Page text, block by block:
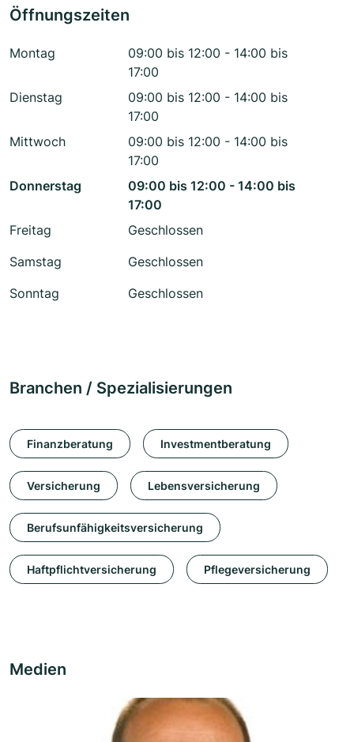
Öffnungszeiten
Montag
09:00 bis 12:00 - 14:00 bis
17:00
Dienstag
09:00 bis 12:00 - 14:00 bis
17:00
Mittwoch
09:00 bis 12:00 - 14:00 bis
17:00
Donnerstag
09:00 bis 12:00 - 14:00 bis
17:00
Freitag
Geschlossen
Samstag
Geschlossen
Sonntag
Geschlossen
Branchen / Spezialisierungen
Finanzberatung Investmentberatung
Versicherung Lebensversicherung
Berufsunfähigkeitsversicherung
Haftpflichtversicherung Pflegeversicherung
Medien